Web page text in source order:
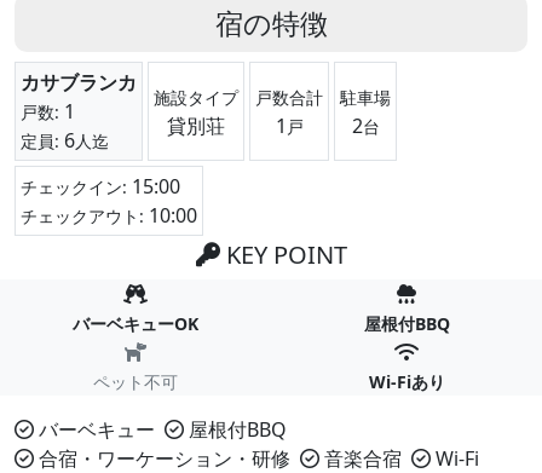
宿の特徴
カサブランカ
戸数: 1
定員: 6人迄
施設タイプ
貸別荘
戸数合計
1 戸
駐車場
2台
チェックイン: 15:00
チェックアウト: 10:00
KEY POINT
バーベキューOK 屋根付BBQ
ペット不可 Wi-Fiあり
バーベキュー
屋根付BBQ
合宿・ワーケーション・研修
音楽合宿
Wi-Fi